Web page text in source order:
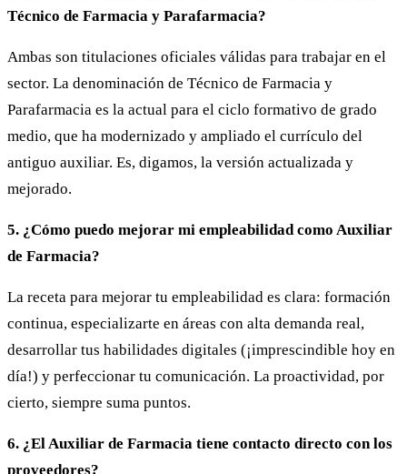
Técnico de Farmacia y Parafarmacia?
Ambas son titulaciones oficiales válidas para trabajar en el
sector. La denominación de Técnico de Farmacia y
Parafarmacia es la actual para el ciclo formativo de grado
medio, que ha modernizado y ampliado el currículo del
antiguo auxiliar. Es, digamos, la versión actualizada y
mejorado.
5. ¿Cómo puedo mejorar mi empleabilidad como Auxiliar
de Farmacia?
La receta para mejorar tu empleabilidad es clara: formación
continua, especializarte en áreas con alta demanda real,
desarrollar tus habilidades digitales (¡imprescindible hoy en
día!) y perfeccionar tu comunicación. La proactividad, por
cierto, siempre suma puntos.
6. ¿El Auxiliar de Farmacia tiene contacto directo con los
proveedores?